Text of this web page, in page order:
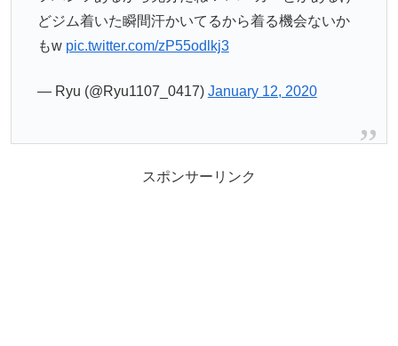
どジム着いた瞬間汗かいてるから着る機会ないか
もw pic.twitter.com/zP55odlkj3
— Ryu (@Ryu1107_0417) January 12, 2020
スポンサーリンク